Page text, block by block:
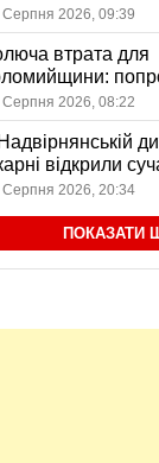
CMF
сучасних
Серпня 2026, 09:39
втрата для
захисником, який
за Україну
Серпня 2026, 08:22
відкрили
кімнату
Серпня 2026, 20:34
ПОКАЗАТИ